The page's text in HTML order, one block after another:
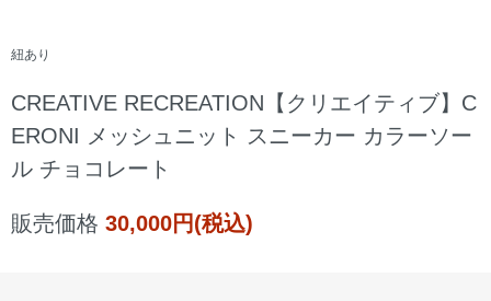
紐あり
CREATIVE RECREATION【クリエイティブ】C
ERONI メッシュニット スニーカー カラーソー
ル チョコレート
販売価格 30,000円(税込)